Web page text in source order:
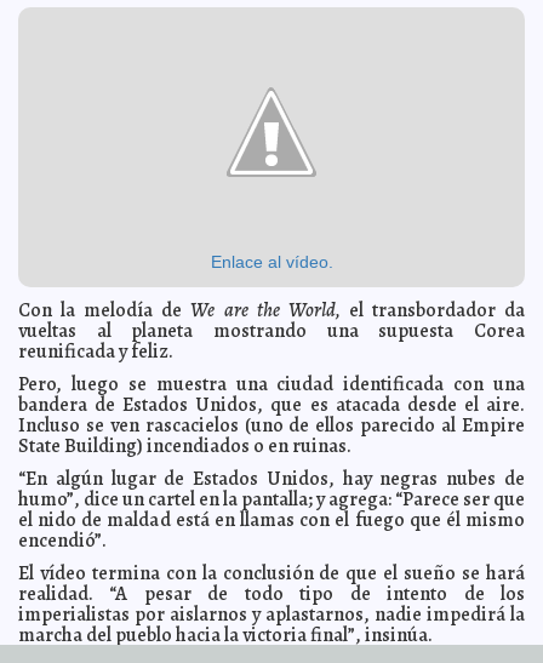
2013-02-06 19:52:56
Módulos municipales para solicitar becas llegan a
Leticia Mendoza Alcocer, delegada del ISSSTE
2013-02-06 15:51:46 Violencia en el país perjudica a Cancún A7
2013-02-06 15:49:07 Desalojo en el CICY por incendio A7
2013-02-06 15:46:49 Interpol y FBI buscan a ex director de la Zofemat Tulum
2013-02-06 15:45:05 Tizimín y Valladolid quedaron fuera del Subsemun A7
2013-02-06 15:43:37 Codhey subraya que cuotas escolares son voluntarias
A7
2013-02-06 15:42:24 Desalojan Torre de Pemex por extraño olor A7
2013-02-06 15:40:34 Evacuan edificio en Nuevo León por fuga de gas A7
2013-02-06 15:39:07
2013-02-06 08:46:18 Los topos tienen olfato en estéreo
Mari Tere Menéndez
Monforte
2013-02-06 08:43:10 Lenguaje de los neandertales era musical A7
“La Tierra es el centro del Universo”, afirma un físico
Enlace al vídeo.
Con la melodía deWe are the World, el transbordador da
vueltas al planeta mostrando una supuesta Corea
reunificada y feliz.
Pero, luego se muestra una ciudad identificada con una
bandera de Estados Unidos, que es atacada desde el aire.
Incluso se ven rascacielos (uno de ellos parecido al Empire
State Building) incendiados o en ruinas.
“En algún lugar de Estados Unidos, hay negras nubes de
humo”, dice un cartel en la pantalla; y agrega: “Parece ser que
el nido de maldad está en llamas con el fuego que él mismo
encendió”.
El vídeo termina con la conclusión de que el sueño se hará
realidad. “A pesar de todo tipo de intento de los
imperialistas por aislarnos y aplastarnos, nadie impedirá la
marcha del pueblo hacia la victoria final”, insinúa.